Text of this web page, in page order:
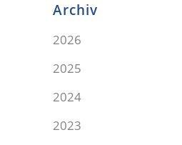
Archiv
2026
2025
2024
2023